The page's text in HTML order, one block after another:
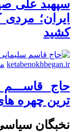
سپهبد علی
ایران؛
کشید
ketabenokhbegan.ir می
حاج
ترین چهره
نخبگان